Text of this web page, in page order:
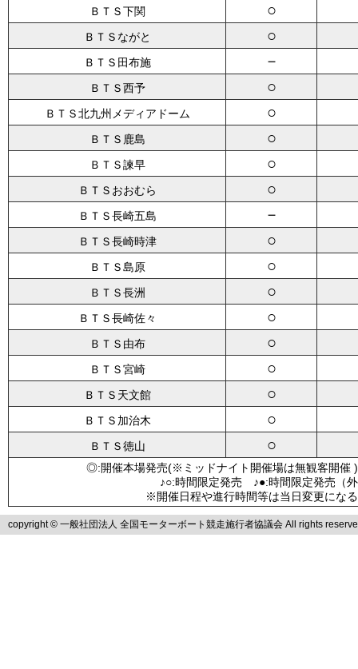
ＢＴＳ下関 ○
ＢＴＳながと ○
ＢＴＳ田布施 －
ＢＴＳ西予 ○
ＢＴＳ北九州メディアドーム ○
ＢＴＳ鹿島 ○
ＢＴＳ諫早 ○
ＢＴＳおおむら ○
ＢＴＳ長崎五島 －
ＢＴＳ長崎時津 ○
ＢＴＳ島原 ○
ＢＴＳ長洲 ○
ＢＴＳ長崎佐々 ○
ＢＴＳ由布 ○
ＢＴＳ宮崎 ○
ＢＴＳ天文館 ○
ＢＴＳ加治木 ○
ＢＴＳ徳山 ○
◎:開催本場発売(※ミッドナイト開催場は無観客
♪○:時間限定発売 ♪●:時間限定発売
※開催日程や進行時間等は当日変更にな
copyright © 一般社団法人 全国モーターボート競走施行者協議会 All rights